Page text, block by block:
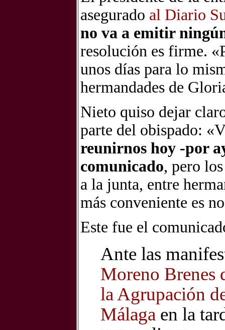
asegurado al Diario
no va a emitir
resolución es firme.
unos días para lo
hermandades de
Nieto quiso dejar
parte del obispado:
reunirnos hoy -por
comunicado, pero
a la junta, entre
más conveniente es
Este fue el
Ante las
Moreno Brenes
la Agrupación
Málaga en la